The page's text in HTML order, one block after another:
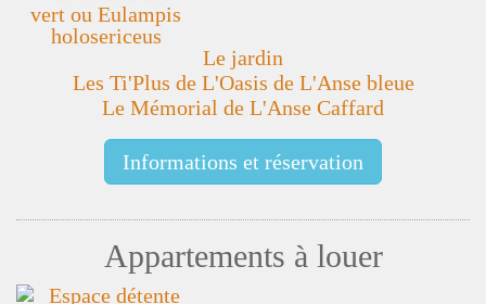
Le jardin
Les Ti'Plus de L'Oasis de L'Anse bleue
Le Mémorial de L'Anse Caffard
Informations et réservation
Appartements à louer